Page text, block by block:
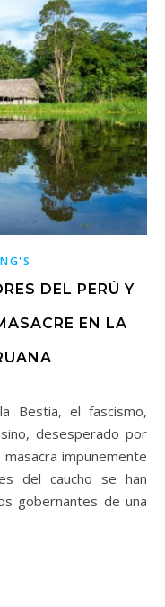
DEL PERÚ Y
EN LA
desesperado por
impunemente
del caucho se han
gobernantes de una